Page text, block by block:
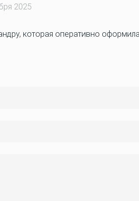
2025
которая оперативно